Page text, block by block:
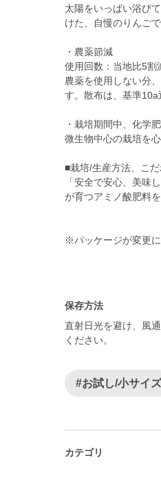
太陽をいっぱい浴び
けた、自慢のりんご
・農薬節減
使用回数：当地比5割
農薬を使用しない分
す。散布は、基準
・栽培期間中、化学
微生物中心の栽培を
■栽培/生産方法、こだ
「安全で安心、美味
が育つアミノ酸肥料
※パッケージが変更
保存方法
直射日光を避け、風
ください。
#お試し/小サイズ
カテゴリ